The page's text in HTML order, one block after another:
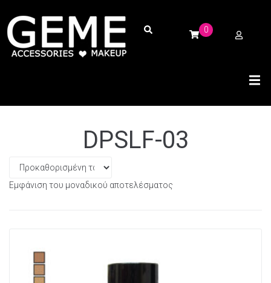
0
DPSLF-03
Εμφάνιση του μοναδικού αποτελέσματος